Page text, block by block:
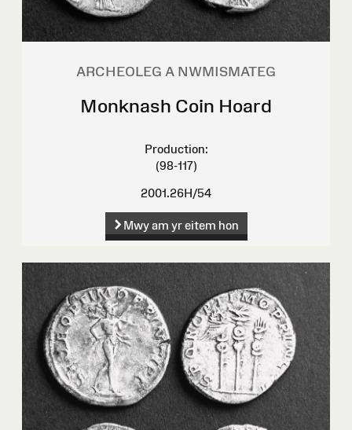
ARCHEOLEG A NWMISMATEG
Monknash Coin Hoard
Production:
(98-117)
2001.26H/54
Mwy am yr eitem hon